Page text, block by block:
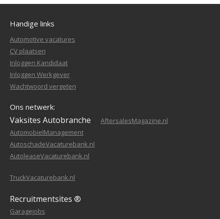
Handige links
Automotive vacatures
CV plaatsen
Inloggen Kandidaat
Inloggen Werkgever
Wachtwoord vergeten
Ons netwerk:
Vaksites Autobranche
AftersalesMagazine.nl
AutomobielManagement
AutoschadeVacaturebank.nl
AutoleaseVacaturebank.nl
TruckVacaturebank.nl
Recruitmentsites ®
Garagejobs